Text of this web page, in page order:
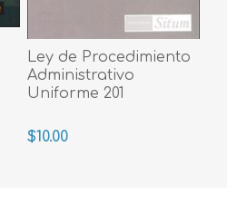
Ley de Procedimiento
Administrativo
Uniforme 201
$10.00